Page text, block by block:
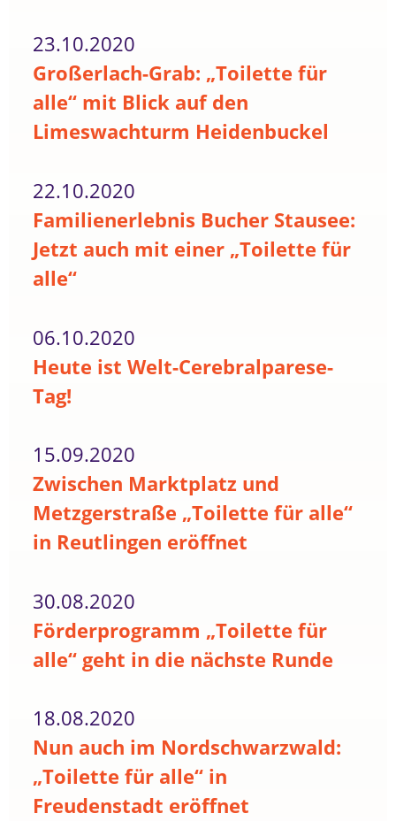
23.10.2020
Großerlach-Grab: „Toilette für
alle“ mit Blick auf den
Limeswachturm Heidenbuckel
22.10.2020
Familienerlebnis Bucher Stausee:
Jetzt auch mit einer „Toilette für
alle“
06.10.2020
Heute ist Welt-Cerebralparese-
Tag!
15.09.2020
Zwischen Marktplatz und
Metzgerstraße „Toilette für alle“
in Reutlingen eröffnet
30.08.2020
Förderprogramm „Toilette für
alle“ geht in die nächste Runde
18.08.2020
Nun auch im Nordschwarzwald:
„Toilette für alle“ in
Freudenstadt eröffnet